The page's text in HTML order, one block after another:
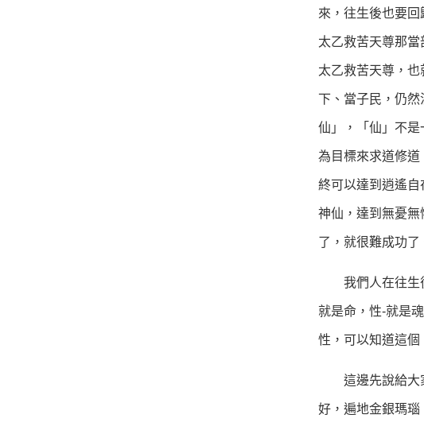
來，往生後也要
太乙救苦天尊那
太乙救苦天尊，
下、當子民，仍
仙」，「仙」不
為目標來求道修
終可以達到逍遙
神仙，達到無憂
了，就很難成功了
我們人在往生後
就是命，性-就是
性，可以知道這個
這邊先說給大家
好，遍地金銀瑪